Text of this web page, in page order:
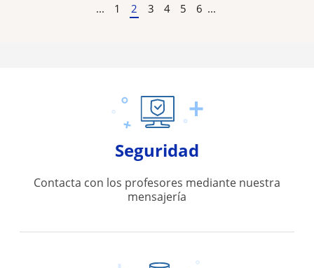
... 1 2 3 4 5 6 ...
Seguridad
Contacta con los profesores mediante nuestra
mensajería